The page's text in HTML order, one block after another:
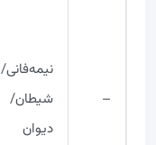
–
نیمه‌فانی/
شیطان/
دیوان